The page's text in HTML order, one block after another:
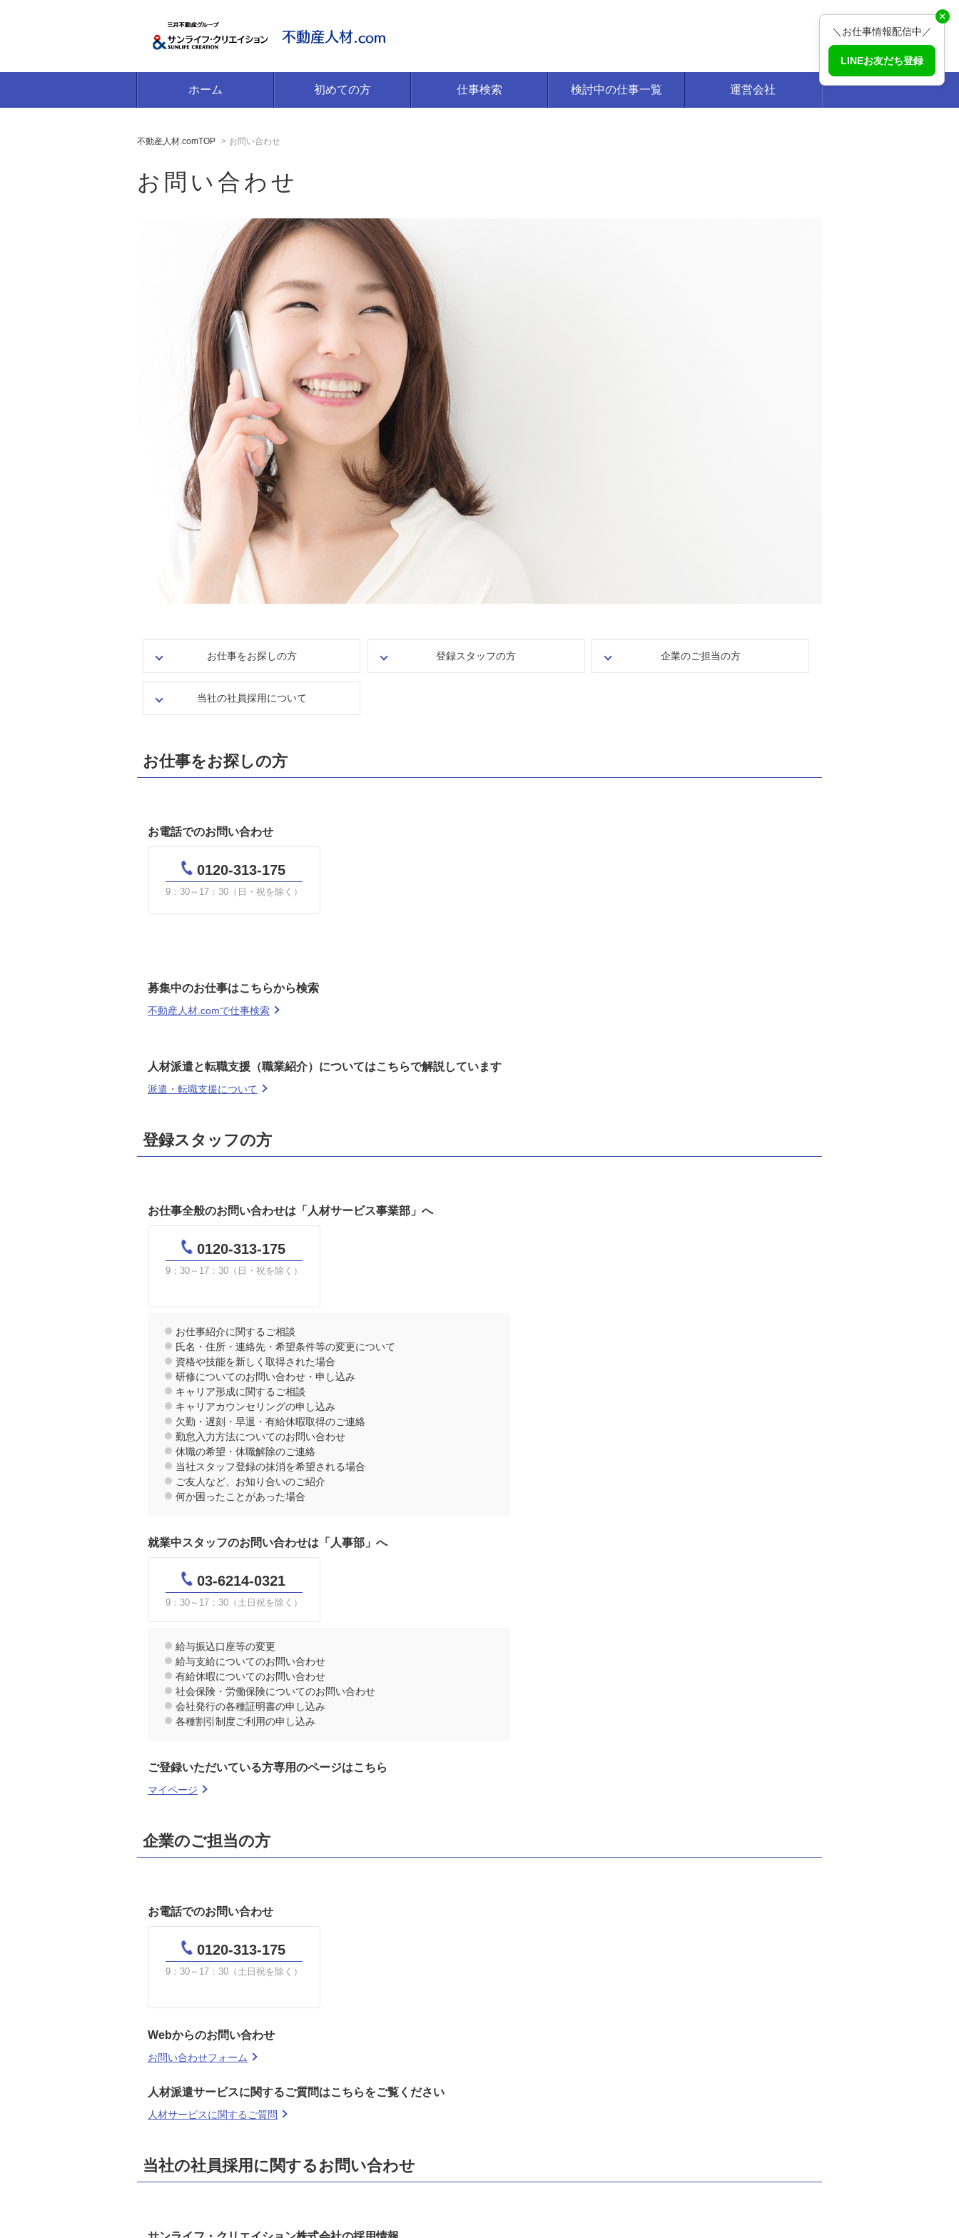
ホーム 初めての方 仕事検索 検討中の仕事一覧 運営会社
不動産人材.comTOP お問い合わせ
お問い合わせ
お仕事をお探しの方 登録スタッフの方 企業のご担当の方
当社の社員採用について
お仕事をお探しの方
お電話でのお問い合わせ
0120-313-175
9：30～17：30（日・祝を除く）
募集中のお仕事はこちらから検索
不動産人材.comで仕事検索
人材派遣と転職支援（職業紹介）についてはこちらで解説しています
派遣・転職支援について
登録スタッフの方
お仕事全般のお問い合わせは「人材サービス事業部」へ
0120-313-175
9：30～17：30（日・祝を除く）
お仕事紹介に関するご相談
氏名・住所・連絡先・希望条件等の変更について
資格や技能を新しく取得された場合
研修についてのお問い合わせ・申し込み
キャリア形成に関するご相談
キャリアカウンセリングの申し込み
欠勤・遅刻・早退・有給休暇取得のご連絡
勤怠入力方法についてのお問い合わせ
休職の希望・休職解除のご連絡
当社スタッフ登録の抹消を希望される場合
ご友人など、お知り合いのご紹介
何か困ったことがあった場合
就業中スタッフのお問い合わせは「人事部」へ
03-6214-0321
9：30～17：30（土日祝を除く）
給与振込口座等の変更
給与支給についてのお問い合わせ
有給休暇についてのお問い合わせ
社会保険・労働保険についてのお問い合わせ
会社発行の各種証明書の申し込み
各種割引制度ご利用の申し込み
ご登録いただいている方専用のページはこちら
マイページ
企業のご担当の方
お電話でのお問い合わせ
0120-313-175
9：30～17：30（土日祝を除く）
Webからのお問い合わせ
お問い合わせフォーム
人材派遣サービスに関するご質問はこちらをご覧ください
人材サービスに関するご質問
当社の社員採用に関するお問い合わせ
✕
＼お仕事情報配信中／
LINEお友だち登録